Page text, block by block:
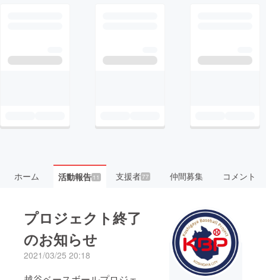
ホーム 活動報告11 支援者77 仲間募集 コメント
プロジェクト終了
のお知らせ
2021/03/25 20:18